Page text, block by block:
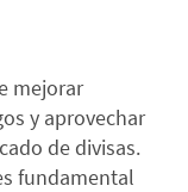
mejorar
y aprovechar
de divisas.
fundamental